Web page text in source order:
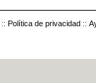
:: Política de privacidad ::